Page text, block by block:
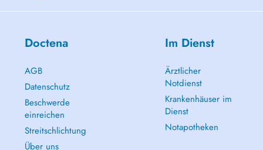
Doctena
AGB
Datenschutz
Beschwerde
einreichen
Streitschlichtung
Über uns
Im Dienst
Ärztlicher
Notdienst
Krankenhäuser im
Dienst
Notapotheken